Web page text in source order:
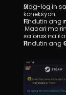
Mag-log in
koneksyon.
Pindutin ang
sa oras na
Pindutin ang